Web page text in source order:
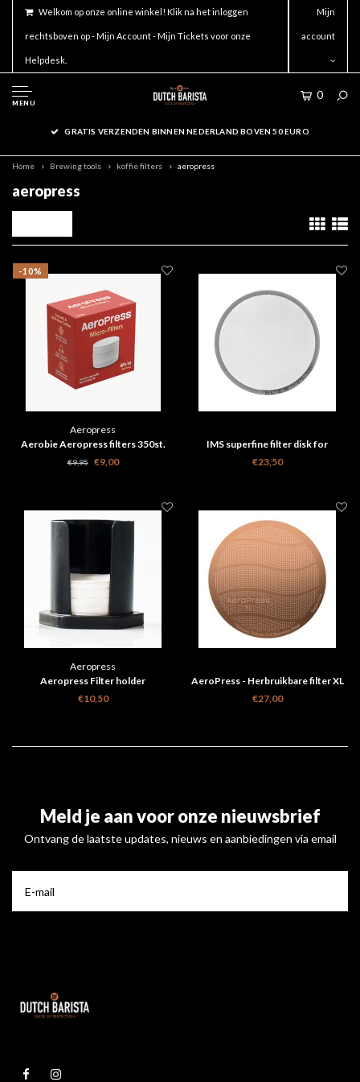
Welkom op onze online winkel! Klik na het inloggen
rechtsboven op - Mijn Account - Mijn Tickets voor onze
Helpdesk.
Mijn
account
MENU
0
GRATIS VERZENDEN BINNEN NEDERLAND BOVEN 50 EURO
Home Brewing tools koffie filters aeropress
aeropress
-10%
Aeropress
Aerobie Aeropress filters 350st.
€9,95 €9,00
IMS superfine filter disk for
Aeropress - 150 micron
€23,50
Aeropress
Aeropress Filter holder
€10,50
AeroPress - Herbruikbare filter XL
Goud
€27,00
Meld je aan voor onze nieuwsbrief
Ontvang de laatste updates, nieuws en aanbiedingen via email